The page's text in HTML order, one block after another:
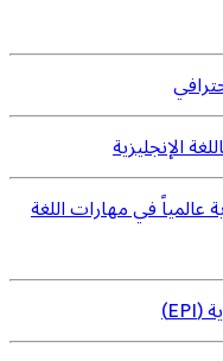
الإنجليزية
عالمياً في مهارات اللغة